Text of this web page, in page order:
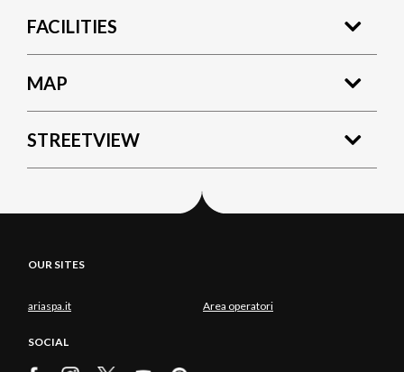
FACILITIES
MAP
STREETVIEW
OUR SITES
ariaspa.it Area operatori
SOCIAL